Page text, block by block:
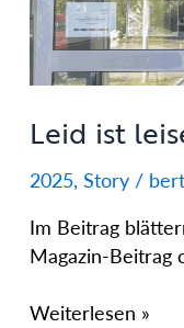
Leid ist
2025, Story/
Im Beitrag
Magazin-Beitrag
Weiterlesen »